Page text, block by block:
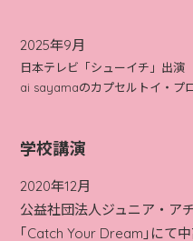
2025年9月
日本テレビ「シューイチ」出演
ai sayamaのカプセルトイ・プ
学校講演
2020年12月
公益社団法人ジュニア・ア
｢Catch Your Dream｣にて